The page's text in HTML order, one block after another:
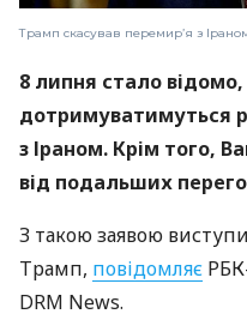
Трамп скасував перемир’я з
8 липня стало
дотримуватимуться
з Іраном. Крім того,
від подальших
З такою заявою
Трамп, повідомляє
DRM News.